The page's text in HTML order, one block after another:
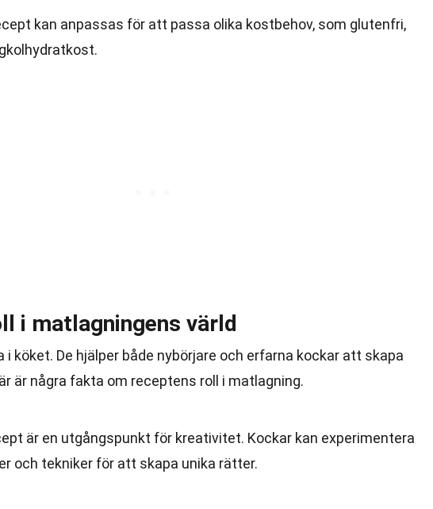
kan anpassas för att passa olika kostbehov, som glutenfri,
i matlagningens värld
i köket. De hjälper både nybörjare och erfarna kockar att skapa
är några fakta om receptens roll i matlagning.
är en utgångspunkt för kreativitet. Kockar kan experimentera
och tekniker för att skapa unika rätter.